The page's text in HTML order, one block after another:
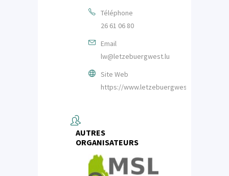
Téléphone
26 61 06 80
Email
lw@letzebuergwest.lu
Site Web
https://www.letzebuergwest.lu/
AUTRES
ORGANISATEURS